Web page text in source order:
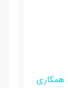
همکاری